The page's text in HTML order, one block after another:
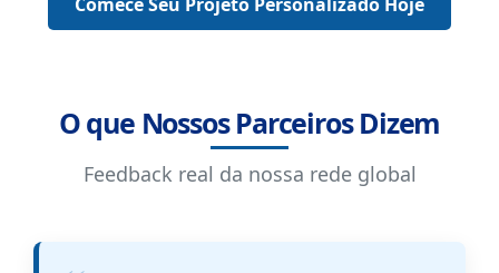
O que Nossos Parceiros Dizem
Feedback real da nossa rede global